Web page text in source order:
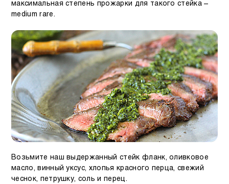
максимальная степень прожарки для такого стейка –
medium rare.
Возьмите наш выдержанный стейк фланк, оливковое
масло, винный уксус, хлопья красного перца, свежий
чеснок, петрушку, соль и перец.